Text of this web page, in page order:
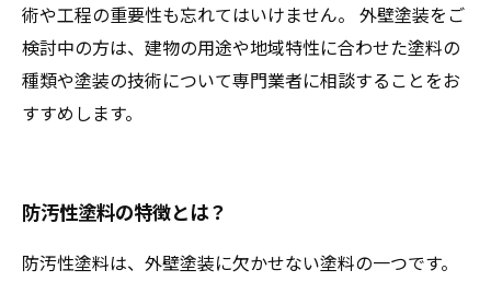
術や工程の重要性も忘れてはいけません。 外壁塗装をご
検討中の方は、建物の用途や地域特性に合わせた塗料の
種類や塗装の技術について専門業者に相談することをお
すすめします。
防汚性塗料の特徴とは？
防汚性塗料は、外壁塗装に欠かせない塗料の一つです。